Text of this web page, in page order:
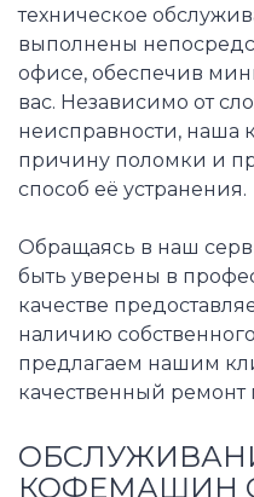
техническое
выполнены
офисе, обеспечив
вас. Независимо от
неисправности, наша
причину поломки и
способ её устранения.
Обращаясь в наш
быть уверены в
качестве
наличию
предлагаем нашим
качественный
КОФЕМАШИН